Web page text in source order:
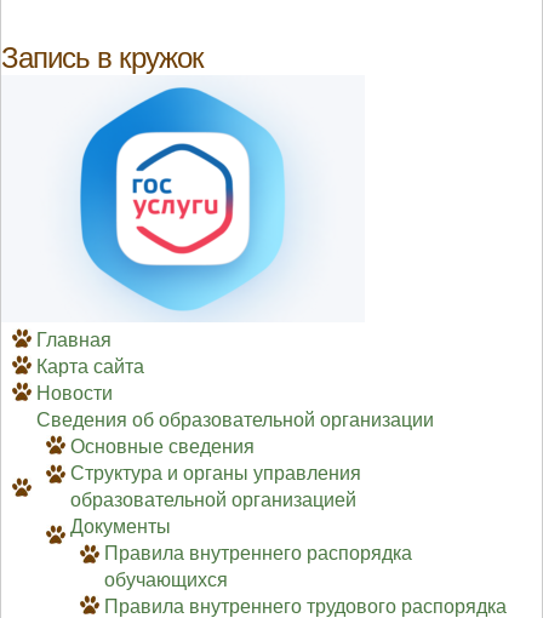
Запись в кружок
Главная
Карта сайта
Новости
Сведения об образовательной организации
Основные сведения
Структура и органы управления
образовательной организацией
Документы
Правила внутреннего распорядка
обучающихся
Правила внутреннего трудового распорядка